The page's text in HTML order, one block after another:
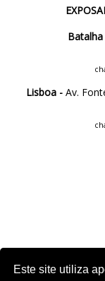
Este site utiliza
Batalha
Lisboa - Av.